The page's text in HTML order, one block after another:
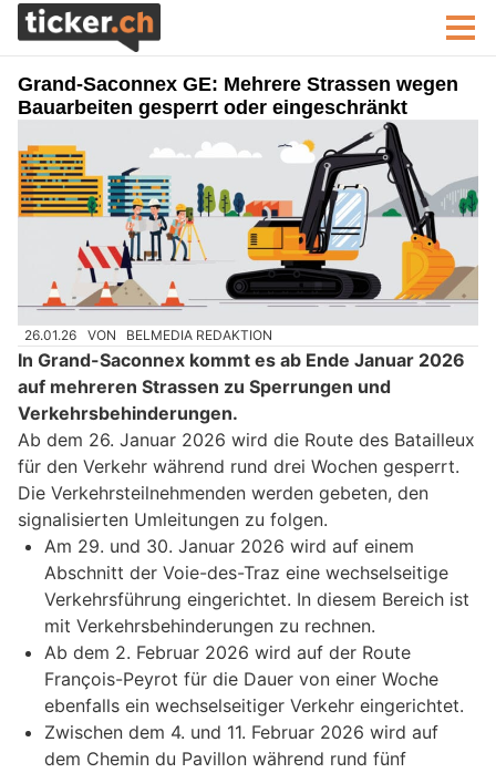
Grand-Saconnex GE: Mehrere Strassen wegen
Bauarbeiten gesperrt oder eingeschränkt
26.01.26 VON BELMEDIA REDAKTION
In Grand-Saconnex kommt es ab Ende Januar 2026
auf mehreren Strassen zu Sperrungen und
Verkehrsbehinderungen.
Ab dem 26. Januar 2026 wird die Route des Batailleux
für den Verkehr während rund drei Wochen gesperrt.
Die Verkehrsteilnehmenden werden gebeten, den
signalisierten Umleitungen zu folgen.
Am 29. und 30. Januar 2026 wird auf einem
Abschnitt der Voie-des-Traz eine wechselseitige
Verkehrsführung eingerichtet. In diesem Bereich ist
mit Verkehrsbehinderungen zu rechnen.
Ab dem 2. Februar 2026 wird auf der Route
François-Peyrot für die Dauer von einer Woche
ebenfalls ein wechselseitiger Verkehr eingerichtet.
Zwischen dem 4. und 11. Februar 2026 wird auf
dem Chemin du Pavillon während rund fünf